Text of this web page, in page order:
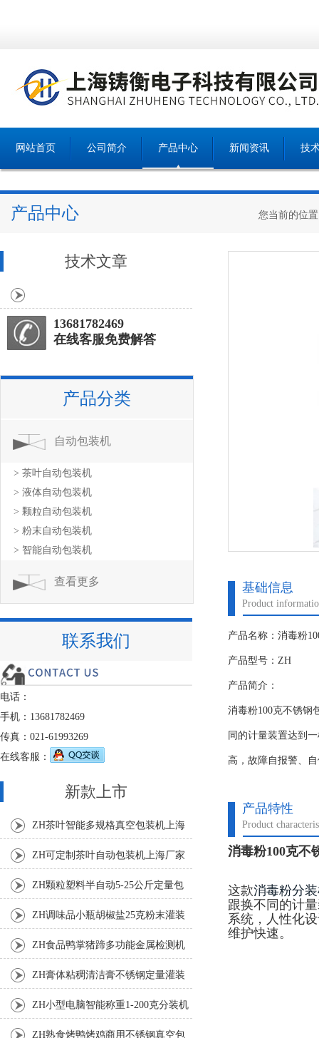
网站首页 公司简介 产品中心 新闻资讯 技
产品中心 您当前的位
基础信息
Product
产品名称：消毒粉
产品型号：ZH
产品简介：
消毒粉100克不锈钢
同的计量装置达到
高，故障自报警、
产品特性
Product
消毒粉100克不
这款消毒粉分
跟换不同的计
系统，人性化
维护快速。
技术文章
13681782469
在线客服免费解答
产品分类
自动包装机
> 茶叶自动包装机
> 液体自动包装机
> 颗粒自动包装机
> 粉末自动包装机
> 智能自动包装机
查看更多
联系我们
电话：
手机：13681782469
传真：021-61993269
在线客服：
新款上市
ZH茶叶智能多规格真空包装机上海
厂家 ZH可定制茶叶自动包装机上海厂家
ZH颗粒塑料半自动5-25公斤定量包
装机 ZH调味品小瓶胡椒盐25克粉末灌装
ZH食品鸭掌猪蹄多功能金属检测机
ZH膏体粘稠清洁膏不锈钢定量灌装
机厂家 ZH小型电脑智能称重1-200克分装机
ZH熟食烤鸭烤鸡商用不锈钢真空包